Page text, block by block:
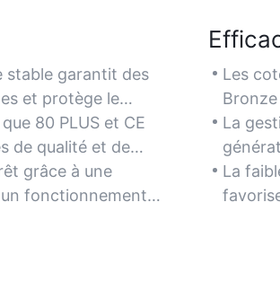
stable garantit des
et protège le
80 PLUS et CE
de qualité et de
grâce à une
fonctionnement
Les
La
plus
La